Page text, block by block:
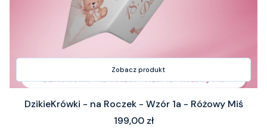
Zobacz produkt
DzikieKrówki - na Roczek - Wzór 1a - Różowy Miś
Cena
199,00 zł